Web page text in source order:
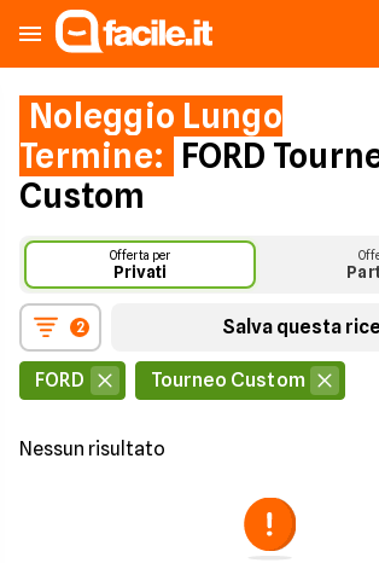
Noleggio Lungo
Termine: FORD
Custom
Offerta per
Privati
2 Salva questa
FORD Tourneo Custom
Nessun risultato